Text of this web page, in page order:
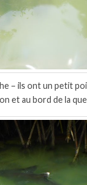
– ils ont un petit
et au bord de la